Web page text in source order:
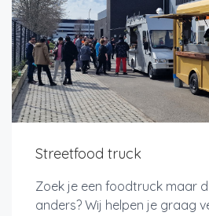
Streetfood truck
Zoek je een foodtruck maar
anders? Wij helpen je graag